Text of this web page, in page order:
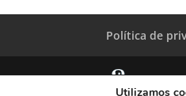
Política de
Utilizamos